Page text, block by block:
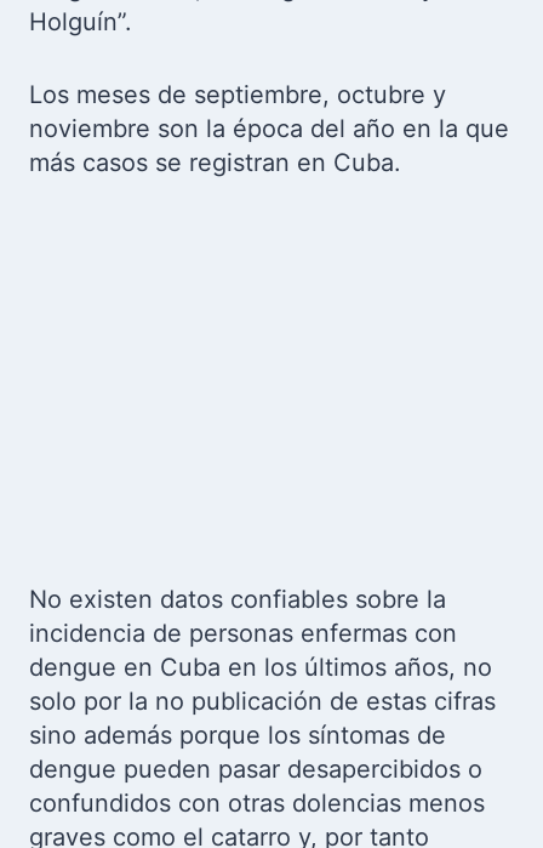
Holguín”.
Los meses de septiembre, octubre y
noviembre son la época del año en la que
más casos se registran en Cuba.
No existen datos confiables sobre la
incidencia de personas enfermas con
dengue en Cuba en los últimos años, no
solo por la no publicación de estas cifras
sino además porque los síntomas de
dengue pueden pasar desapercibidos o
confundidos con otras dolencias menos
graves como el catarro y, por tanto